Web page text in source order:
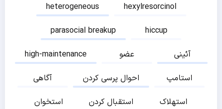
heterogeneous
hexylresorcinol
parasocial breakup
hiccup
high-maintenance
عضو
آئینی
آگاهی
احوال پرسی کردن
استامپ
استخوان
استقبال کردن
استهلاک